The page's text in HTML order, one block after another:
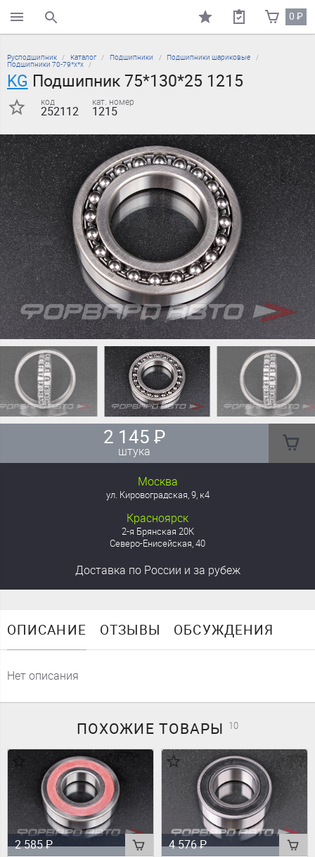
поиск по каталогу 0₽
Русподшипник Каталог Подшипники Подшипники шариковые
Подшипники 70-79*х*х
KG Подшипник 75*130*25 1215
код
252112
кат. номер
1215
2 145 ₽
штука
Москва
ул. Кировоградская, 9, к4
Красноярск
2-я Брянская 20К
Северо-Енисейская, 40
Доставка по России и за рубеж
ОПИСАНИЕ ОТЗЫВЫ ОБСУЖДЕНИЯ
Нет описания
ПОХОЖИЕТОВАРЫ 10
2 585₽ 4 576₽